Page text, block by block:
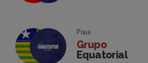
Piauí
Grupo
Equatorial